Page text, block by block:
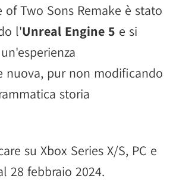
of Two Sons Remake è stato
l'Unreal Engine 5 e si
nuova, pur non modificando
storia
su Xbox Series X/S, PC e
28 febbraio 2024.